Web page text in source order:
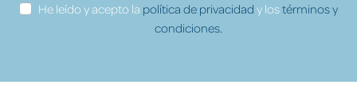
He leído y acepto la política de privacidad y lostérminos y
condiciones.